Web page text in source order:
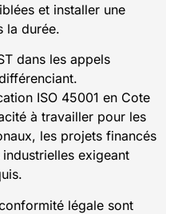
et installer une
la durée.
dans les appels
ISO 45001 en Cote
à travailler pour les
les projets financés
exigeant
légale sont